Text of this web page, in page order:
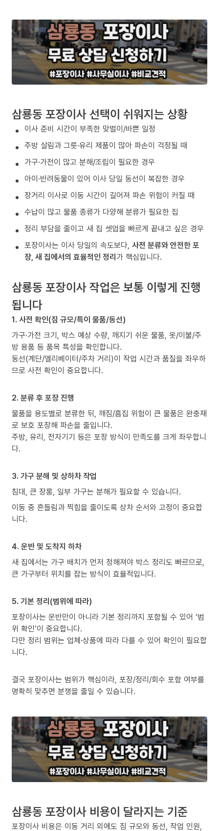
삼룡동 포장이사 선택이 쉬워지는 상황
이사 준비 시간이 부족한 맞벌이/바쁜 일정
주방 살림과 그릇·유리 제품이 많아 파손이 걱정될 때
가구·가전이 많고 분해/조립이 필요한 경우
아이·반려동물이 있어 이사 당일 동선이 복잡한 경우
장거리 이사로 이동 시간이 길어져 파손 위험이 커질 때
수납이 많고 물품 종류가 다양해 분류가 필요한 집
정리 부담을 줄이고 새 집 셋업을 빠르게 끝내고 싶은 경우
포장이사는 이사 당일의 속도보다, 사전 분류와 안전한 포
장, 새 집에서의 효율적인 정리가 핵심입니다.
삼룡동 포장이사 작업은 보통 이렇게 진행
됩니다
1. 사전 확인(짐 규모/특이 물품/동선)
가구·가전 크기, 박스 예상 수량, 깨지기 쉬운 물품, 옷/이불/주
방 용품 등 품목 특성을 확인합니다.
동선(계단/엘리베이터/주차 거리)이 작업 시간과 품질을 좌우하
므로 사전 확인이 중요합니다.
2. 분류 후 포장 진행
물품을 용도별로 분류한 뒤, 깨짐/흠집 위험이 큰 물품은 완충재
로 보호 포장해 파손을 줄입니다.
주방, 유리, 전자기기 등은 포장 방식이 만족도를 크게 좌우합니
다.
3. 가구 분해 및 상하차 작업
침대, 큰 장롱, 일부 가구는 분해가 필요할 수 있습니다.
이동 중 흔들림과 찍힘을 줄이도록 상차 순서와 고정이 중요합
니다.
4. 운반 및 도착지 하차
새 집에서는 가구 배치가 먼저 정해져야 박스 정리도 빠르므로,
큰 가구부터 위치를 잡는 방식이 효율적입니다.
5. 기본 정리(범위에 따라)
포장이사는 운반만이 아니라 기본 정리까지 포함될 수 있어 ‘범
위 확인’이 중요합니다.
다만 정리 범위는 업체·상품에 따라 다를 수 있어 확인이 필요합
니다.
결국 포장이사는 범위가 핵심이라, 포장/정리/회수 포함 여부를
명확히 맞추면 분쟁을 줄일 수 있습니다.
삼룡동 포장이사 비용이 달라지는 기준
포장이사 비용은 이동 거리 외에도 짐 규모와 동선, 작업 인원,